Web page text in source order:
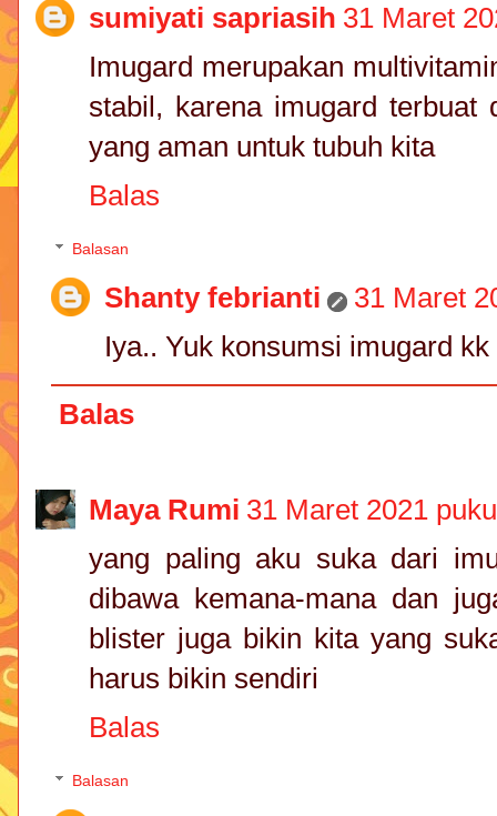
sumiyati sapriasih 31 Maret
Imugard merupakan
stabil, karena imugard terbuat
yang aman untuk tubuh kita
Balas
Balasan
Shanty febrianti
31 Maret
Iya.. Yuk konsumsi imugard
Balas
Maya Rumi 31 Maret 2021
yang paling aku suka dari
dibawa kemana-mana dan
blister juga bikin kita yang
harus bikin sendiri
Balas
Balasan